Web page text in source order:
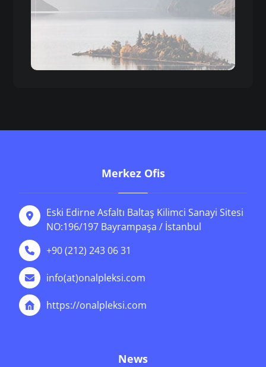
Merkez Ofis
Eski Edirne Asfaltı Baltaş Kilimci Sanayi Sitesi
NO:196/197 Bayrampaşa / İstanbul
+90 (212) 243 06 31
info(at)onalpleksi.com
https://onalpleksi.com
News